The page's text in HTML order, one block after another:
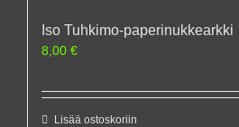
Iso Tuhkimo-paperinukkearkki
8,00 €
Lisää ostoskoriin